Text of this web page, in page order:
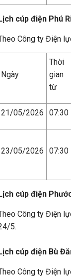
cúp điện Phú
Công ty Điện
Ngày
Thời
gian
từ
21/05/2026 07:30
23/05/2026 07:30
cúp điện
Công ty Điện
5.
cúp điện Bù
Công ty Điện